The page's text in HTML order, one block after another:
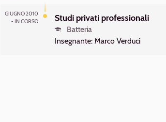
GIUGNO 2010
- IN CORSO
Studi privati professionali
Batteria
Insegnante: Marco Verduci